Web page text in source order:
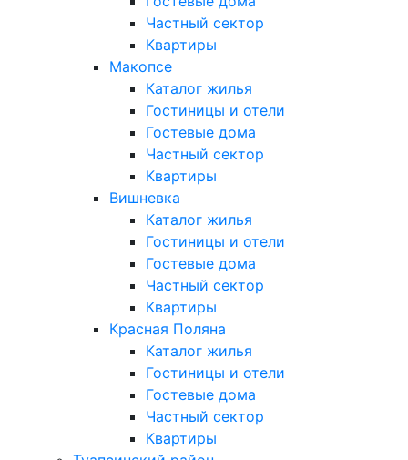
Частный сектор
Квартиры
Макопсе
Каталог жилья
Гостиницы и отели
Гостевые дома
Частный сектор
Квартиры
Вишневка
Каталог жилья
Гостиницы и отели
Гостевые дома
Частный сектор
Квартиры
Красная Поляна
Каталог жилья
Гостиницы и отели
Гостевые дома
Частный сектор
Квартиры